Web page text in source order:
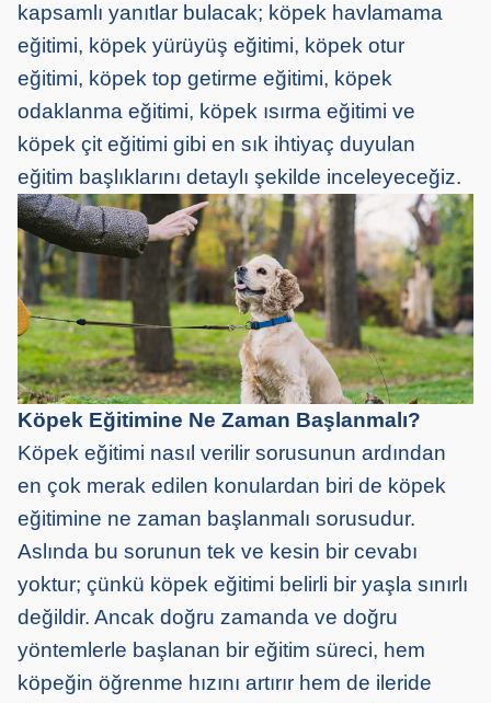
kapsamlı yanıtlar bulacak; köpek havlamama
eğitimi, köpek yürüyüş eğitimi, köpek otur
eğitimi, köpek top getirme eğitimi, köpek
odaklanma eğitimi, köpek ısırma eğitimi ve
köpek çit eğitimi gibi en sık ihtiyaç duyulan
eğitim başlıklarını detaylı şekilde inceleyeceğiz.
Köpek Eğitimine Ne Zaman Başlanmalı?
Köpek eğitimi nasıl verilir sorusunun ardından
en çok merak edilen konulardan biri de köpek
eğitimine ne zaman başlanmalı sorusudur.
Aslında bu sorunun tek ve kesin bir cevabı
yoktur; çünkü köpek eğitimi belirli bir yaşla sınırlı
değildir. Ancak doğru zamanda ve doğru
yöntemlerle başlanan bir eğitim süreci, hem
köpeğin öğrenme hızını artırır hem de ileride